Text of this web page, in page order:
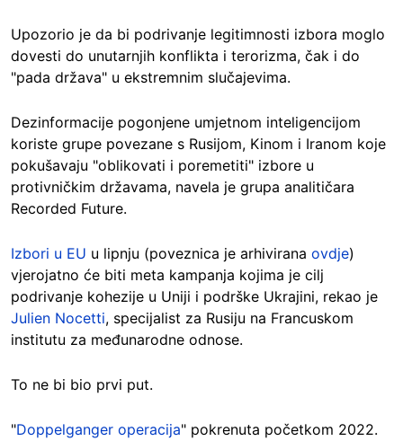
Upozorio je da bi podrivanje legitimnosti izbora moglo
dovesti do unutarnjih konflikta i terorizma, čak i do
"pada država" u ekstremnim slučajevima.
Dezinformacije pogonjene umjetnom inteligencijom
koriste grupe povezane s Rusijom, Kinom i Iranom koje
pokušavaju "oblikovati i poremetiti" izbore u
protivničkim državama, navela je grupa analitičara
Recorded Future.
Izbori u EU u lipnju (poveznica je arhivirana ovdje)
vjerojatno će biti meta kampanja kojima je cilj
podrivanje kohezije u Uniji i podrške Ukrajini, rekao je
Julien Nocetti, specijalist za Rusiju na Francuskom
institutu za međunarodne odnose.
To ne bi bio prvi put.
"Doppelganger operacija" pokrenuta početkom 2022.